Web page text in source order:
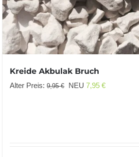
Kreide Akbulak Bruch
Alter Preis: 9,95€
Ursprünglicher
NEU 7,95€Aktueller